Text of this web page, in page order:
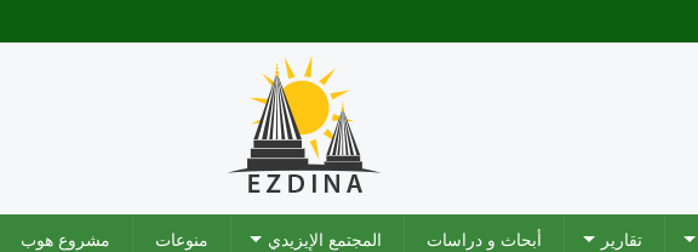
تقارير أبحاث و دراسات المجتمع الإيزيدي منوعات مشروع هوب